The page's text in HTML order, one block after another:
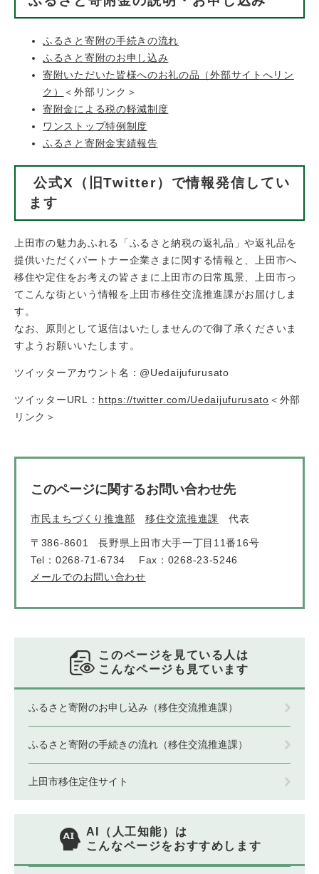
ふるさと寄附の手続きの流れ
ふるさと寄附のお申し込み
寄附いただいた皆様へのお礼の品（外部サイトへリン
ク）
＜外部リンク＞
寄附金による税の軽減制度
ワンストップ特例制度
ふるさと寄附金実績報告
公式X（旧Twitter）で情報発信してい
ます
上田市の魅力あふれる「ふるさと納税の返礼品」や返礼品を
提供いただくパートナー企業さまに関する情報と、上田市へ
移住や定住をお考えの皆さまに上田市の日常風景、上田市っ
てこんな街という情報を上田市移住交流推進課がお届けしま
す。
なお、原則として返信はいたしませんので御了承くださいま
すようお願いいたします。
ツイッターアカウント名：@Uedaijufurusato
ツイッターURL： https://twitter.com/Uedaijufurusato ＜外部
リンク＞
このページに関するお問い合わせ先
市民まちづくり推進部 移住交流推進課 代表
〒386-8601
長野県上田市大手一丁目11番16号
Tel：0268-71-6734
Fax：0268-23-5246
メールでのお問い合わせ
このページを見ている人は
こんなページも見ています
ふるさと寄附のお申し込み（移住交流推進課）
ふるさと寄附の手続きの流れ（移住交流推進課）
上田市移住定住サイト
AI（人工知能）は
こんなページをおすすめします